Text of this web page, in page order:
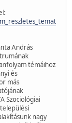
András
témáihoz
és
más
Szociológiai
nagy